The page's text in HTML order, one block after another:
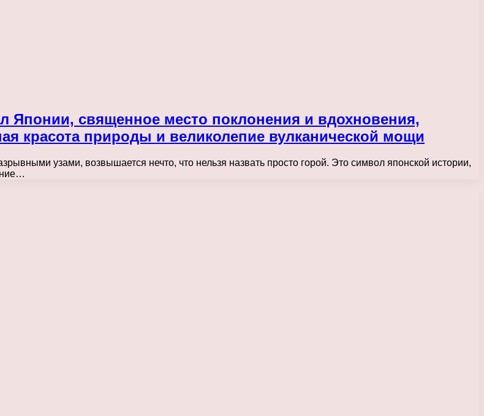
священное место поклонения и вдохновения,
красота природы и великолепие вулканической мощи
узами, возвышается нечто, что нельзя назвать просто горой. Это символ японской истории,